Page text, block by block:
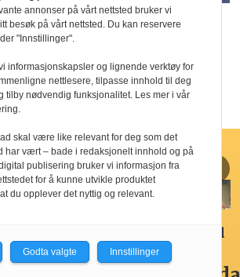
sterkeste
Forbilder
annonser på vårt nettsted bruker vi
besøk på vårt nettsted. Du kan reservere
"Innstillinger".
informasjonskapsler og lignende verktøy for
nettlesere, tilpasse innhold til deg
tilby nødvendig funksjonalitet. Les mer i vår
skal være like relevant for deg som det
har vært – bade i redaksjonelt innhold og på
publisering bruker vi informasjon fra
for å kunne utvikle produktet
du opplever det nyttig og relevant.
Godta valgte Innstillinger